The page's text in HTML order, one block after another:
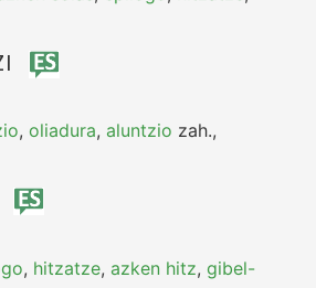
,oliadura,aluntzio zah.,
, hitzatze,azken hitz,gibel-